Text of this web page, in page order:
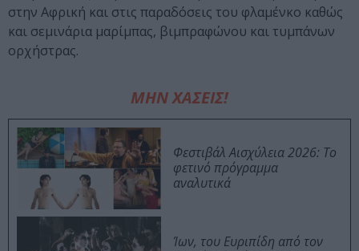
στην Αφρική και στις παραδόσεις του φλαμένκο καθώς
και σεμινάρια μαρίμπας, βιμπραφώνου και τυμπάνων
ορχήστρας.
ΜΗΝ ΧΑΣΕΙΣ!
Φεστιβάλ Αισχύλεια 2026: Το
φετινό πρόγραμμα
αναλυτικά
Ίων, του Ευριπίδη από τον